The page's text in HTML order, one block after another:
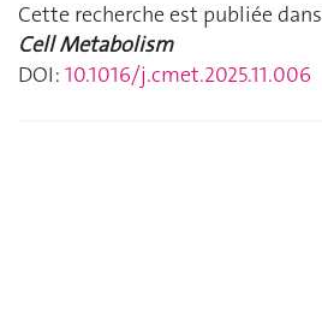
Cette recherche est publiée dans
Cell Metabolism
DOI: 10.1016/j.cmet.2025.11.006